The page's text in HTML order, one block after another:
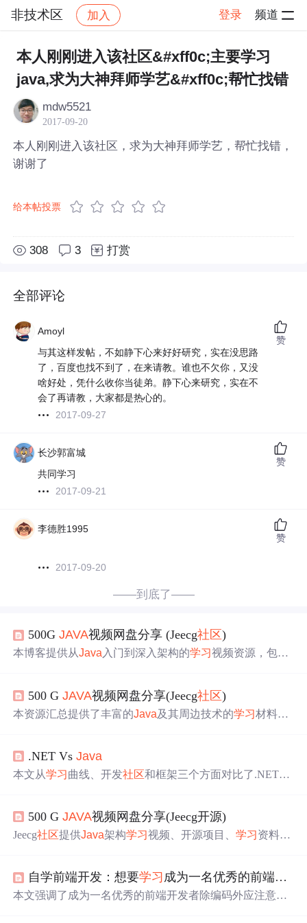
非技术区 加入 登录 频道
社区 非技术区 帖子详情
本人刚刚进入该社区&#xff0c;主要学习
java,求为大神拜师学艺&#xff0c;帮忙找错
mdw5521
2017-09-20
本人刚刚进入该社区，求为大神拜师学艺，帮忙找错，
谢谢了
给本帖投票
308 3 打赏
全部评论
Amoyl
与其这样发帖，不如静下心来好好研究，实在没思路
了，百度也找不到了，在来请教。谁也不欠你，又没
啥好处，凭什么收你当徒弟。静下心来研究，实在不
会了再请教，大家都是热心的。
2017-09-27
赞
长沙郭富城
共同学习
2017-09-21
赞
李德胜1995
2017-09-20
赞
——到底了——
500GJAVA视频网盘分享 (Jeecg社区)
本博客提供从Java 入门到深入架构的学习视频资源，包括
程等，适合不同阶段的学习需求。
500 GJAVA视频网盘分享(Jeecg社区)
本资源汇总提供了丰富的Java及其周边技术的学习材料，
.NET VsJava
本文从学习曲线、开发社区和框架三个方面对比了.NET与
项受到专业开发者的青睐。
500 GJAVA视频网盘分享(Jeecg开源)
Jeecg社区提供Java架构学习视频、开源项目、学习资料等
等技术资料。
自学前端开发：想要学习 成为一名优秀的前端开发者，代码之外需要关注的问题
本文强调了成为一名优秀的前端开发者除编码外应注意的